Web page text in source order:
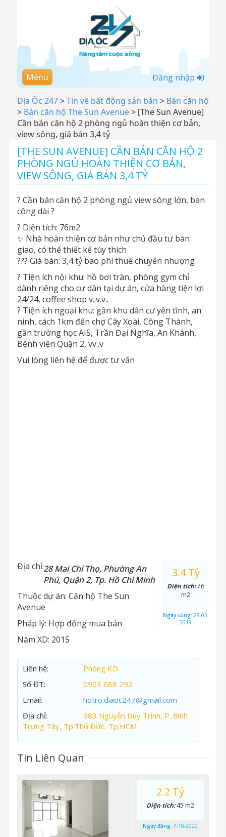
Menu Đăng nhập
Địa Ốc 247>Tin về bất động sản bán > Bán căn hộ
> Bán căn hộ The Sun Avenue> [The Sun Avenue]
Cần bán căn hộ 2 phòng ngủ hoàn thiện cơ bản,
view sông, giá bán 3,4 tỷ
[THE SUN AVENUE] CẦN BÁN CĂN HỘ 2
PHÒNG NGỦ HOÀN THIỆN CƠ BẢN,
VIEW SÔNG, GIÁ BÁN 3,4 TỶ
? Cần bán căn hộ 2 phòng ngủ view sông lớn, ban
công dài ?
? Diện tích: 76m2
✨ Nhà hoàn thiện cơ bản như chủ đầu tư bàn
giao, có thể thiết kế tùy thích
??? Giá bán: 3,4 tỷ bao phí thuế chuyển nhượng
? Tiện ích nội khu: hồ bơi tràn, phòng gym chỉ
dành riêng cho cư dân tại dự án, cửa hàng tiện lợi
24/24, coffee shop v..v.v..
? Tiện ích ngoại khu: gần khu dân cư yên tĩnh, an
ninh, cách 1km đến chợ Cây Xoài, Công Thành,
gần trường học AIS, Trần Đại Nghĩa, An Khánh,
Bệnh viện Quận 2, vv..v
Vui lòng liên hệ để được tư vấn
Địa chỉ:28 Mai Chí Thọ, Phường An
Phú, Quận 2, Tp. Hồ Chí Minh
Thuộc dự án: Căn hộ The Sun
Avenue
Pháp lý: Hợp đồng mua bán
Năm XD: 2015
3.4 Tỷ
Diện tích:76
m2
Ngày đăng: 29-03-
2019
Liên hệ:
Phòng KD
Số ĐT:
0903 688 292
Email:
hotro.diaoc247@gmail.com
Địa chỉ:
383 Nguyễn Duy Trinh, P. Bình
Trưng Tây, Tp.Thủ Đức, Tp.HCM
Tin Liên Quan
2.2 Tỷ
Diện tích:45 m2
Ngày đăng: 7-10-2020